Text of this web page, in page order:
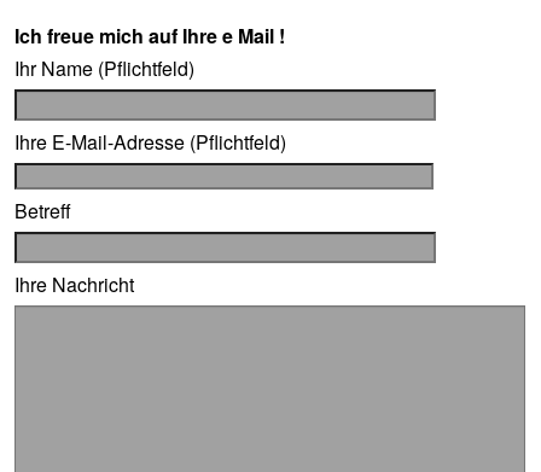
Ich freue mich auf Ihre e Mail !
Ihr Name (Pflichtfeld)
Ihre E-Mail-Adresse (Pflichtfeld)
Betreff
Ihre Nachricht